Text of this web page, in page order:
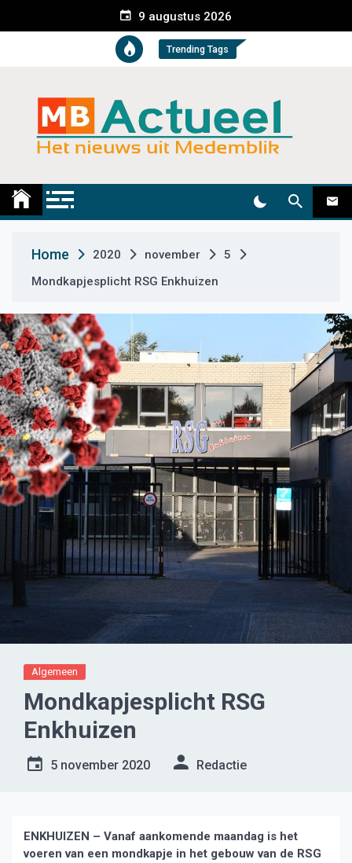
e
t
9 augustus 2026
Trending Tags
Medemblik Actueel
Home 2020 november
5
Mondkapjesplicht RSG Enkhuizen
Algemeen
Mondkapjesplicht RSG
Enkhuizen
5 november 2020 Redactie
ENKHUIZEN – Vanaf aankomende maandag is het
voeren van een mondkapje in het gebouw van de RSG